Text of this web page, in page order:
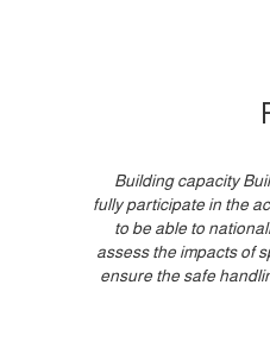
Building capacity
fully participate in the
to be able to
assess the impacts of
ensure the safe